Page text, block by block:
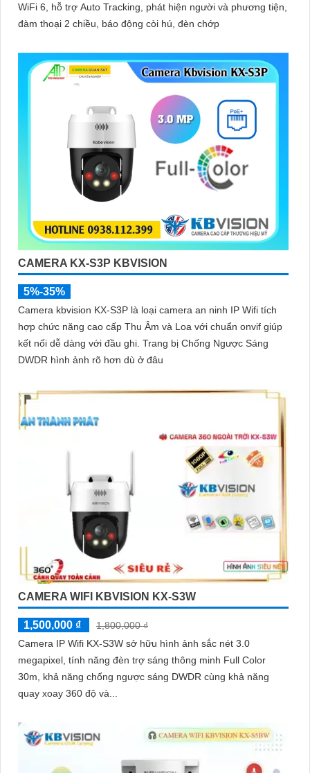
WiFi 6, hỗ trợ Auto Tracking, phát hiện người và phương tiện,
đàm thoại 2 chiều, báo động còi hú, đèn chớp
CAMERA KX-S3P KBVISION
5%-35%
Camera kbvision KX-S3P là loại camera an ninh IP Wifi tích
hợp chức năng cao cấp Thu Âm và Loa với chuẩn onvif giúp
kết nối dễ dàng với đầu ghi. Trang bị Chống Ngược Sáng
DWDR hình ảnh rõ hơn dù ở đâu
CAMERA WIFI KBVISION KX-S3W
1,500,000 ₫
1,800,000 ₫
Camera IP Wifi KX-S3W sở hữu hình ảnh sắc nét 3.0
megapixel, tính năng đèn trợ sáng thông minh Full Color
30m, khả năng chống ngược sáng DWDR cùng khả năng
quay xoay 360 độ và...